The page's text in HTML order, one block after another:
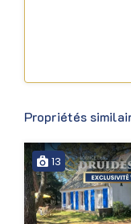
Propriétés
13